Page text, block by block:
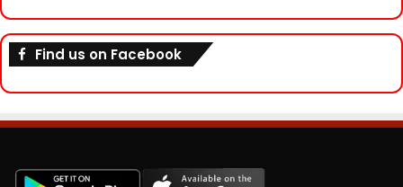
Find us on Facebook